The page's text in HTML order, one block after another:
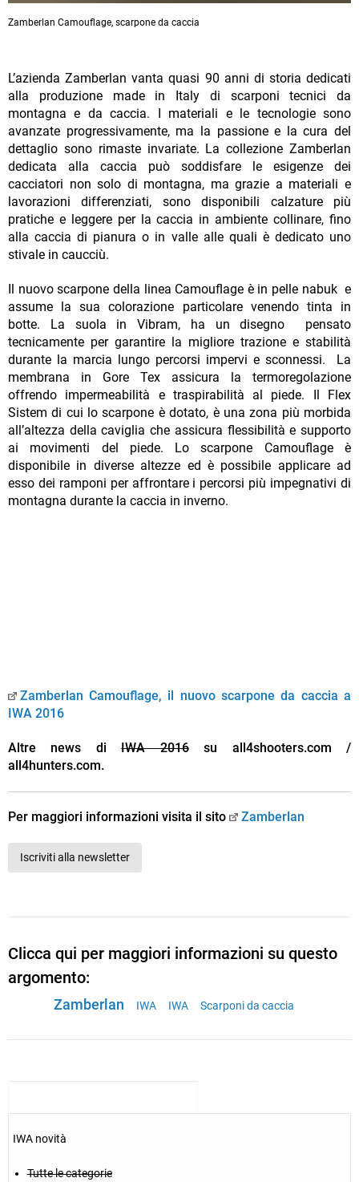
Zamberlan Camouflage, scarpone da caccia
L’azienda Zamberlan vanta quasi 90 anni di storia dedicati
alla produzione made in Italy di scarponi tecnici da
montagna e da caccia. I materiali e le tecnologie sono
avanzate progressivamente, ma la passione e la cura del
dettaglio sono rimaste invariate. La collezione Zamberlan
dedicata alla caccia può soddisfare le esigenze dei
cacciatori non solo di montagna, ma grazie a materiali e
lavorazioni differenziati, sono disponibili calzature più
pratiche e leggere per la caccia in ambiente collinare, fino
alla caccia di pianura o in valle alle quali è dedicato uno
stivale in caucciù.
Il nuovo scarpone della linea Camouflage è in pelle nabuk e
assume la sua colorazione particolare venendo tinta in
botte. La suola in Vibram, ha un disegno pensato
tecnicamente per garantire la migliore trazione e stabilità
durante la marcia lungo percorsi impervi e sconnessi. La
membrana in Gore Tex assicura la termoregolazione
offrendo impermeabilità e traspirabilità al piede. Il Flex
Sistem di cui lo scarpone è dotato, è una zona più morbida
all’altezza della caviglia che assicura flessibilità e supporto
ai movimenti del piede. Lo scarpone Camouflage è
disponibile in diverse altezze ed è possibile applicare ad
esso dei ramponi per affrontare i percorsi più impegnativi di
montagna durante la caccia in inverno.
Zamberlan Camouflage, il nuovo scarpone da caccia a
IWA 2016
Altre news diIWA 2016su all4shooters.com /
all4hunters.com.
Per maggiori informazioni visita il sito Zamberlan
Iscriviti alla newsletter
Clicca qui per maggiori informazioni su questo
argomento:
Zamberlan IWA IWA Scarponi da caccia
IWA novità
Tutte le categorie